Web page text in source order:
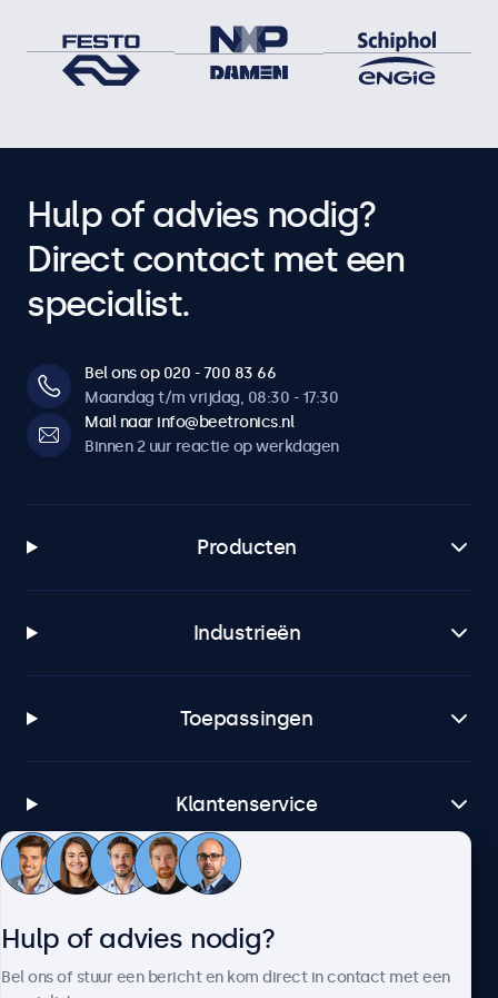
Hulp of advies nodig?
Direct contact met een
specialist.
Bel ons op 020 - 700 83 66
Maandag t/m vrijdag, 08:30 - 17:30
Mail naar info@beetronics.nl
Binnen 2 uur reactie op werkdagen
Producten
Industrieën
Toepassingen
Klantenservice
Over Beetronics
Hulp of advies nodig?
Bel ons of stuur een bericht en kom direct in contact met een